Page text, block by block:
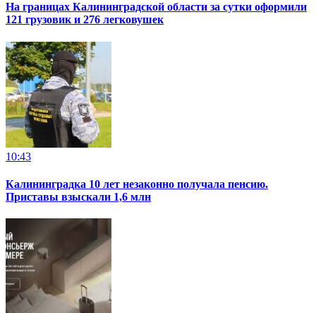
На границах Калининградской области за сутки оформили
121 грузовик и 276 легковушек
10:43
Калининградка 10 лет незаконно получала пенсию.
Приставы взыскали 1,6 млн